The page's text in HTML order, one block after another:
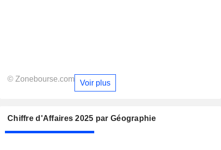
© Zonebourse.com Voir plus
Chiffre d'Affaires 2025 par Géographie